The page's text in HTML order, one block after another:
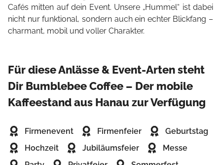
Cafés mitten auf dein Event. Unsere „Hummel“ ist dabei
nicht nur funktional, sondern auch ein echter Blickfang –
charmant, mobil und voller Charakter.
Für diese Anlässe & Event-Arten steht
Dir Bumblebee Coffee – Der mobile
Kaffeestand aus Hanau zur Verfügung
Firmenevent Firmenfeier
Geburtstag
Hochzeit
Jubiläumsfeier
Messe